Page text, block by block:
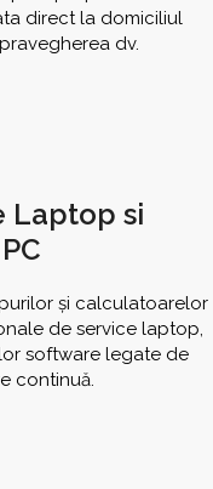
direct la domiciliul
dv.
Laptop si
și calculatoarelor
de service laptop,
software legate de
continuă.